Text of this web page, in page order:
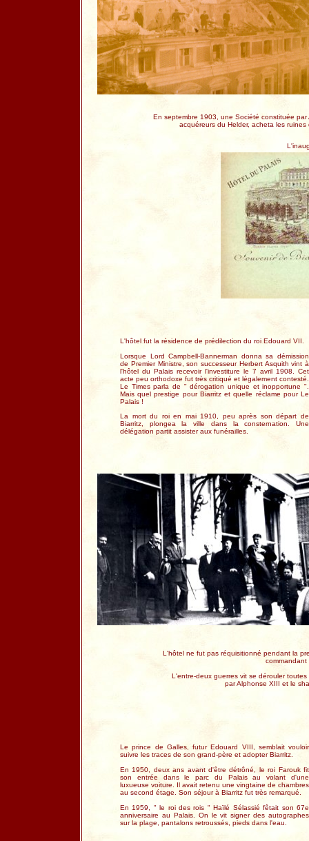
En septembre 1903, une Société constituée
acquéreurs du Helder, acheta les
L'hôtel fut la résidence de prédilection du roi Edouard VII.
Lorsque Lord Campbell-Bannerman donna sa démission
de Premier Ministre, son successeur Herbert Asquith vint à
l'hôtel du Palais recevoir l'investiture le 7 avril 1908. Cet
acte peu orthodoxe fut très critiqué et légalement contesté.
Le Times parla de " dérogation unique et inopportune ".
Mais quel prestige pour Biarritz et quelle réclame pour Le
Palais !
La mort du roi en mai 1910, peu après son départ de
Biarritz, plongea la ville dans la consternation. Une
délégation partit assister aux funérailles.
L'hôtel ne fut pas réquisitionné pendant la
commandant
L'entre-deux guerres vit se dérouler
par Alphonse XIII et le
Le prince de Galles, futur Edouard VIII, semblait vouloir
suivre les traces de son grand-père et adopter Biarritz.
En 1950, deux ans avant d'être détrôné, le roi Farouk fit
son entrée dans le parc du Palais au volant d'une
luxueuse voiture. Il avait retenu une vingtaine de chambres
au second étage. Son séjour à Biarritz fut très remarqué.
En 1959, " le roi des rois " Haïlé Sélassié fêtait son 67e
anniversaire au Palais. On le vit signer des autographes
sur la plage, pantalons retroussés, pieds dans l'eau.